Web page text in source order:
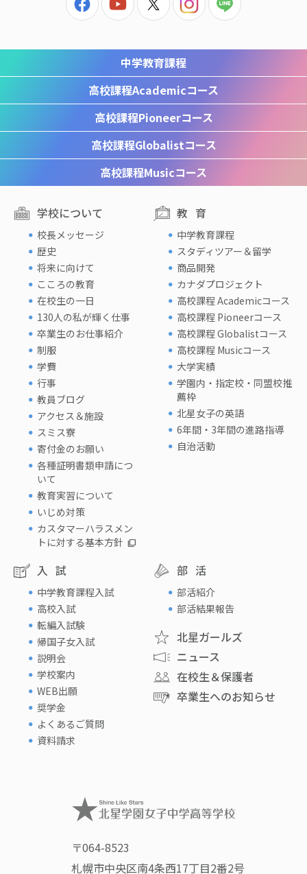
中学教育課程
高校課程Academicコース
高校課程Pioneerコース
高校課程Globalistコース
高校課程Musicコース
学校について
校長メッセージ
歴史
将来に向けて
こころの教育
在校生の一日
130人の私が輝く仕事
卒業生のお仕事紹介
制服
学費
行事
教員ブログ
アクセス＆施設
スミス寮
寄付金のお願い
各種証明書類申請につ
いて
教育実習について
いじめ対策
カスタマーハラスメン
トに対する基本方針
教育
中学教育課程
スタディツアー＆留学
商品開発
カナダプロジェクト
高校課程 Academicコース
高校課程 Pioneerコース
高校課程 Globalistコース
高校課程 Musicコース
大学実績
学園内・指定校・同盟校推
薦枠
北星女子の英語
6年間・3年間の進路指導
自治活動
入試
中学教育課程入試
高校入試
転編入試験
帰国子女入試
説明会
学校案内
WEB出願
奨学金
よくあるご質問
資料請求
部活
部活紹介
部活結果報告
北星ガールズ
ニュース
在校生＆保護者
卒業生へのお知らせ
〒064-8523
札幌市中央区南4条西17丁目2番2号